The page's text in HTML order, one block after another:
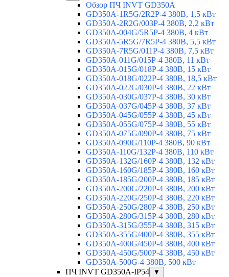
Обзор ПЧ INVT GD350A
GD350A-1R5G/2R2P-4 380В, 1,5 кВт
GD350A-2R2G/003P-4 380В, 2,2 кВт
GD350A-004G/5R5P-4 380В, 4 кВт
GD350A-5R5G/7R5P-4 380В, 5,5 кВт
GD350A-7R5G/011P-4 380В, 7,5 кВт
GD350A-011G/015P-4 380В, 11 кВт
GD350A-015G/018P-4 380В, 15 кВт
GD350A-018G/022P-4 380В, 18,5 кВт
GD350A-022G/030P-4 380В, 22 кВт
GD350A-030G/037P-4 380В, 30 кВт
GD350A-037G/045P-4 380В, 37 кВт
GD350A-045G/055P-4 380В, 45 кВт
GD350A-055G/075P-4 380В, 55 кВт
GD350A-075G/090P-4 380В, 75 кВт
GD350A-090G/110P-4 380В, 90 кВт
GD350A-110G/132P-4 380В, 110 кВт
GD350A-132G/160P-4 380В, 132 кВт
GD350A-160G/185P-4 380В, 160 кВт
GD350A-185G/200P-4 380В, 185 кВт
GD350A-200G/220P-4 380В, 200 кВт
GD350A-220G/250P-4 380В, 220 кВт
GD350A-250G/280P-4 380В, 250 кВт
GD350A-280G/315P-4 380В, 280 кВт
GD350A-315G/355P-4 380В, 315 кВт
GD350A-355G/400P-4 380В, 355 кВт
GD350A-400G/450P-4 380В, 400 кВт
GD350A-450G/500P-4 380В, 450 кВт
GD350A-500G-4 380В, 500 кВт
ПЧ INVT GD350A-IP54
▼